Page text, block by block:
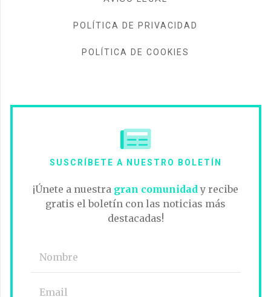
POLÍTICA DE PRIVACIDAD
POLÍTICA DE COOKIES
SUSCRÍBETE A NUESTRO BOLETÍN
¡Únete a nuestra gran comunidad y recibe
gratis el boletín con las noticias más
destacadas!